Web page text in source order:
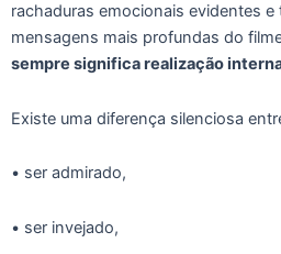
rachaduras emocionais evidentes e
mensagens mais profundas do
sempre significa realização
Existe uma diferença silenciosa
• ser admirado,
• ser invejado,